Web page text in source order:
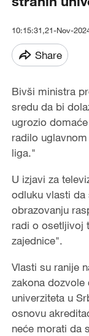
10:15:31,21-Nov-
Share
Bivši ministra
sredu da bi
ugrozio
radilo
liga."
U izjavi za
odluku vlasti da
obrazovanju
radi o osetljivoj
zajednice".
Vlasti su ranije
zakona dozvole
univerziteta u
osnovu
neće morati da